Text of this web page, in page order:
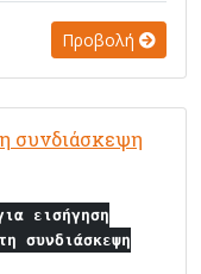
Προβολή
συνδιάσκεψη
εισήγηση
συνδιάσκεψη